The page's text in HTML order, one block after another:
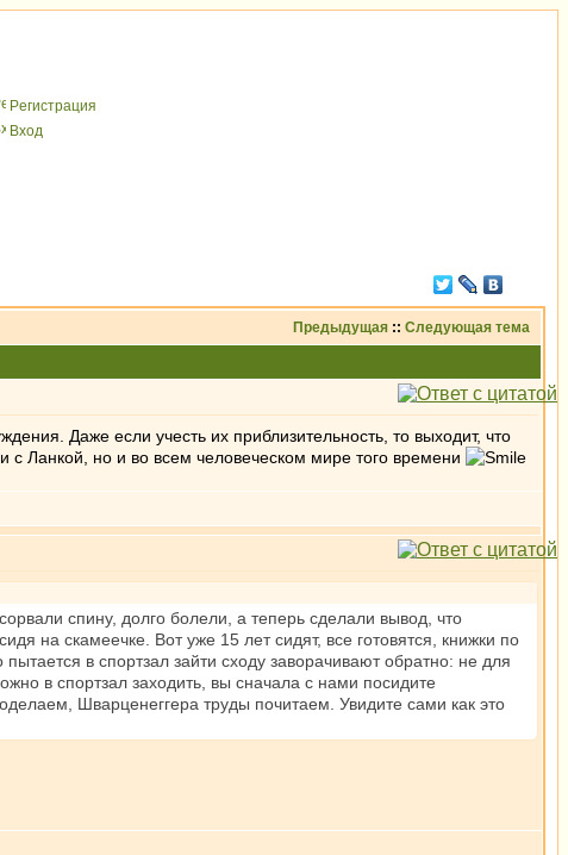
Peгиcтрaция
Вхoд
Предыдущая :: Следующая тема
Даже если учесть их приблизительность, то выходит, что
с Ланкой, но и во всем человеческом мире того времени
спину, долго болели, а теперь сделали вывод, что
на скамеечке. Вот уже 15 лет сидят, все готовятся, книжки по
в спортзал зайти сходу заворачивают обратно: не для
в спортзал заходить, вы сначала с нами посидите
Шварценеггера труды почитаем. Увидите сами как это